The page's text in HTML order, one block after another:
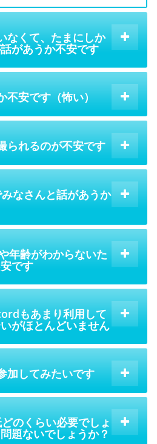
なくて、たまにしか
があうか不安です
不安です（怖い）
られるのが不安です
なさんと話があうか
年齢がわからないた
です
もあまり利用して
がほとんどいません
加してみたいです
のくらい必要でしょ
題ないでしょうか？